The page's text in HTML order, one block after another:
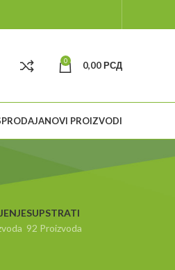
0 0,00РСД
NOVI PROIZVODI
SUPSTRATI
92 Proizvoda